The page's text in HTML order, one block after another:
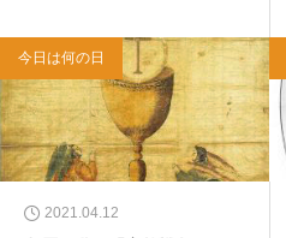
今日は何の日
2021.04.12